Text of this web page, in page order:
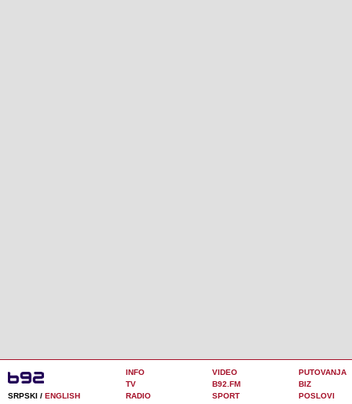
SRPSKI / ENGLISH
INFO VIDEO
PUTOVANJA
TV
B92.FM
BIZ
RADIO
SPORT POSLOVI